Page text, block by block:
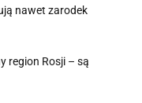
nawet zarodek
region Rosji – są